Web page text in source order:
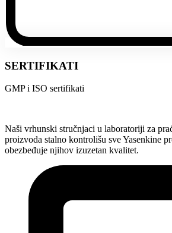
SERTIFIKATI
GMP i ISO sertifikati
Naši vrhunski stručnjaci u laboratoriji za
proizvoda stalno kontrolišu sve Yasenkine
obezbeđuje njihov izuzetan kvalitet.